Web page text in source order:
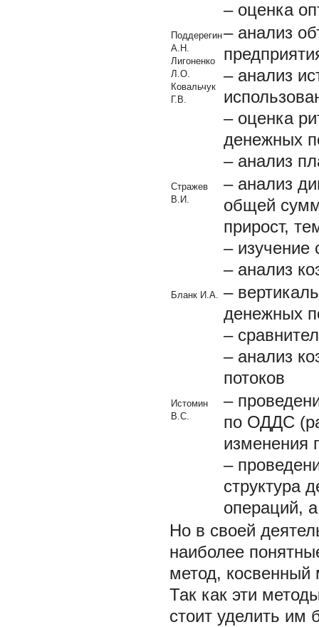
– оценка
Поддерегин
А.Н.
Лигоненко
Л.О.
Ковальчук
Г.В.
– анализ
– анализ
– оценка
денежных
– анализ
Стражев
В.И.
– анализ
общей
прирост,
– изучение
– анализ
Бланк И.А. –
денежных
–
– анализ
потоков
Истомин
В.С.
–
по ОДДС
изменения
–
структура
операций,
Но в своей
наиболее
метод,
Так как эти
стоит уделить им